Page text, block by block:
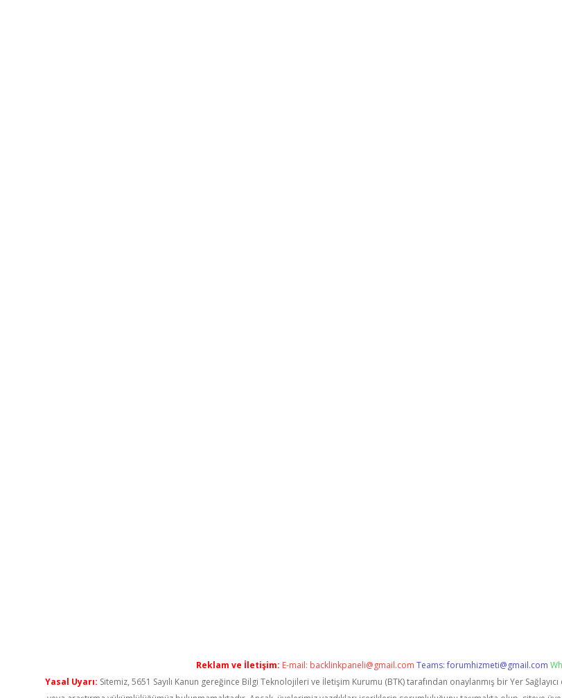
Reklam ve İletişim: E-mail: backlinkpaneli@gmail.com Teams:forumhizmeti@gmail.com
Yasal Uyarı: Sitemiz, 5651 Sayılı Kanun gereğince Bilgi Teknolojileri ve İletişim Kurumu (BTK) tarafından onaylanmış bir Yer